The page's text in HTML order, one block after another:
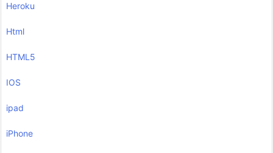
Heroku
Html
HTML5
IOS
ipad
iPhone